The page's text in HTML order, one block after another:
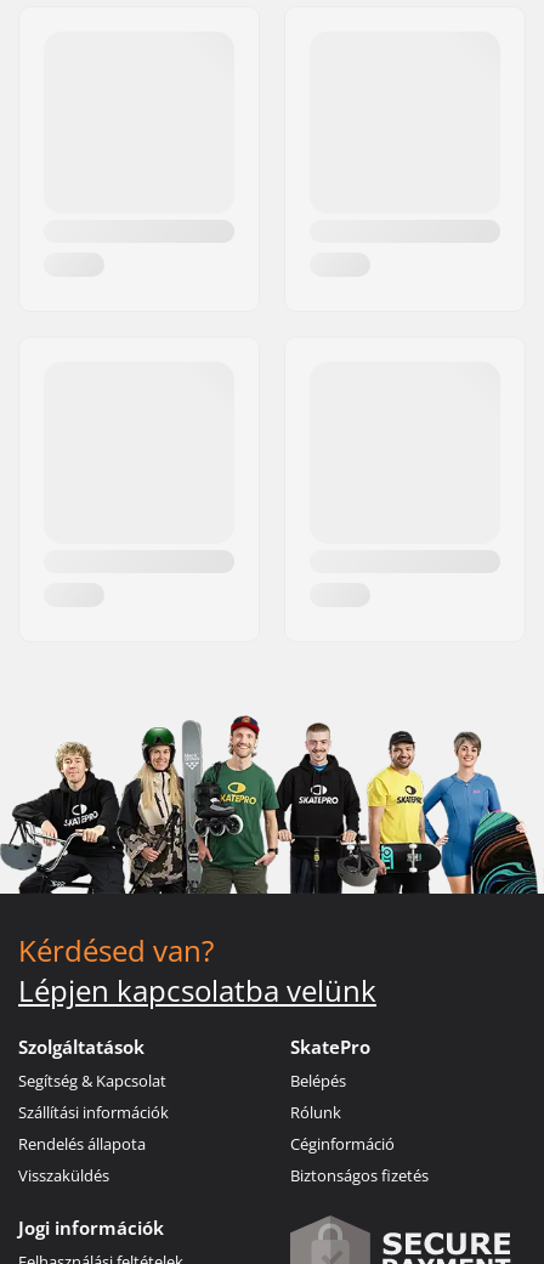
Kérdésed van?
Lépjen kapcsolatba velünk
Szolgáltatások
Segítség & Kapcsolat
Szállítási információk
Rendelés állapota
Visszaküldés
SkatePro
Belépés
Rólunk
Céginformáció
Biztonságos fizetés
Jogi információk